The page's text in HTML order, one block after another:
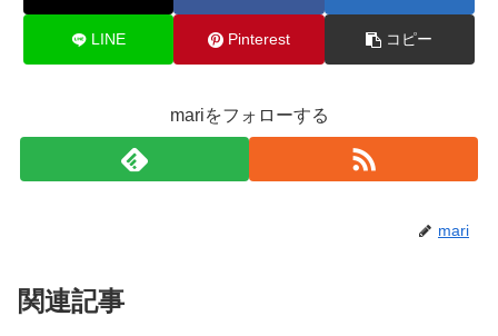
LINE Pinterest コピー
mariをフォローする
mari
関連記事